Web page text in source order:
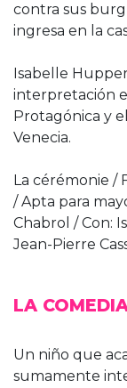
contra sus
ingresa en la
Isabelle
interpretación
Protagónica y
Venecia.
La cérémonie /
/ Apta para
Chabrol / Con:
Jean-Pierre
LA
Un niño que
sumamente